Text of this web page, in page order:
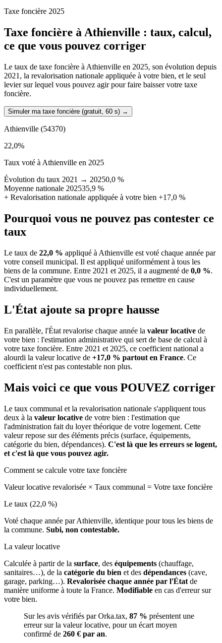
Taxe foncière 2025
Taxe foncière àAthienville : taux, calcul,
ce que vous pouvez corriger
Le taux de taxe foncière à Athienville en 2025, son évolution depuis
2021, la revalorisation nationale appliquée à votre bien, et le seul
levier sur lequel vous pouvez agir pour faire baisser votre taxe
foncière.
Simuler ma taxe foncière (gratuit, 60 s) →
Athienville (54370)
22,0%
Taux voté à Athienville en 2025
Évolution du taux 2021 → 20250,0 %
Moyenne nationale 202535,9 %
+ Revalorisation nationale appliquée à votre bien +17,0 %
Pourquoi vous ne pouvez pas contester ce
taux
Le taux de 22,0 % appliqué à Athienville est voté chaque année par
votre conseil municipal. Il est appliqué uniformément à tous les
biens de la commune. Entre 2021 et 2025, il a augmenté de 0,0 %.
C'est un paramètre que vous ne pouvez pas remettre en cause
individuellement.
L'État ajoute sa propre hausse
En parallèle, l'État revalorise chaque année la valeur locative de
votre bien : l'estimation administrative qui sert de base de calcul à
votre taxe foncière. Entre 2021 et 2025, ce coefficient national a
alourdi la valeur locative de +17,0 % partout en France. Ce
coefficient n'est pas contestable non plus.
Mais voici ce que vous POUVEZ corriger
Le taux communal et la revalorisation nationale s'appliquent tous
deux à la valeur locative de votre bien : l'estimation que
l'administration fait du loyer théorique de votre logement. Cette
valeur repose sur des éléments précis (surface, équipements,
catégorie du bien, dépendances). C'est là que les erreurs se logent,
et c'est là que vous pouvez agir.
Comment se calcule votre taxe foncière
Valeur locative revalorisée × Taux communal = Votre taxe foncière
Le taux (22,0 %)
Voté chaque année par Athienville, identique pour tous les biens de
la commune. Subi, non contestable.
La valeur locative
Calculée à partir de la surface, des équipements (chauffage,
sanitaires…), de la catégorie du bien et des dépendances (cave,
garage, parking…). Revalorisée chaque année par l'État de
manière uniforme à toute la France. Modifiable en cas d'erreur sur
votre bien.
Sur les avis vérifiés par Orka.tax, 87 % présentent une
erreur sur la valeur locative, pour un écart moyen
confirmé de 260 € par an.